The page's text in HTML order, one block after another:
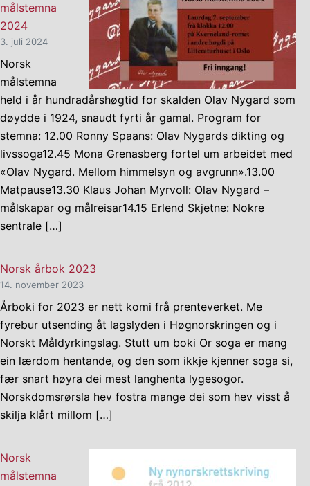
målstemna
2024
3. juli 2024
Norsk
målstemna
held i år hundradårshøgtid for skalden Olav Nygard som
døydde i 1924, snaudt fyrti år gamal. Program for
stemna: 12.00 Ronny Spaans: Olav Nygards dikting og
livssoga12.45 Mona Grenasberg fortel um arbeidet med
«Olav Nygard. Mellom himmelsyn og avgrunn».13.00
Matpause13.30 Klaus Johan Myrvoll: Olav Nygard –
målskapar og målreisar14.15 Erlend Skjetne: Nokre
sentrale […]
Norsk årbok 2023
14. november 2023
Årboki for 2023 er nett komi frå prenteverket. Me
fyrebur utsending åt lagslyden i Høgnorskringen og i
Norskt Måldyrkingslag. Stutt um boki Or soga er mang
ein lærdom hentande, og den som ikkje kjenner soga si,
fær snart høyra dei mest langhenta lygesogor.
Norskdomsrørsla hev fostra mange dei som hev visst å
skilja klårt millom […]
Norsk
målstemna